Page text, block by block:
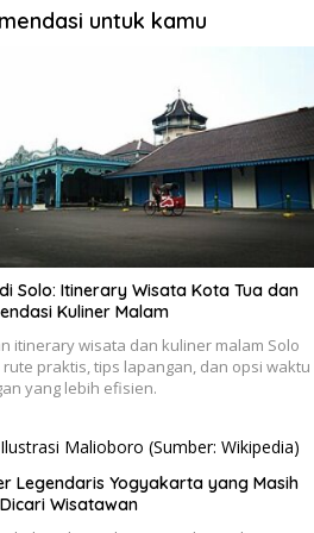
untuk kamu
Solo: Itinerary Wisata Kota Tua dan
Kuliner Malam
itinerary wisata dan kuliner malam Solo
praktis, tips lapangan, dan opsi waktu
yang lebih efisien.
Legendaris Yogyakarta yang Masih
Wisatawan